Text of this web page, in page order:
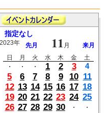
指定なし
2023年 先月 11 月
来月
日
月 火 水 木 金
土
・
・ ・ 1 2 3 4
5 6 7 8 9 10 11
12 13 14 15 16 17 18
19 20 21 22 23 24 25
26 27 28 29 30 ・ ・